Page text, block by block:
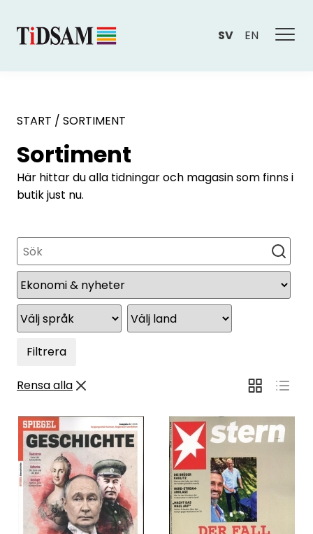
SV EN
START / SORTIMENT
Sortiment
Här hittar du alla tidningar och magasin som finns i
butik just nu.
Sök
Filtrera
Rensa alla